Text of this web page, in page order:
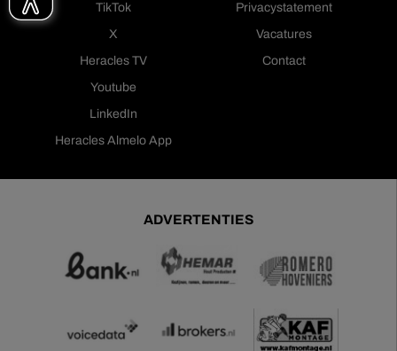
TikTok
X
Heracles TV
Youtube
LinkedIn
Heracles Almelo App
Privacystatement
Vacatures
Contact
ADVERTENTIES